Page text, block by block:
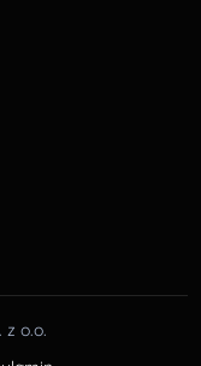
z o.o.